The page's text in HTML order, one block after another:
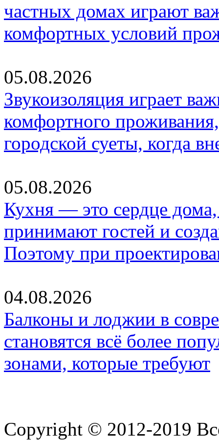
частных домах играют
комфортных условий
05.08.2026
Звукоизоляция играет
комфортного
городской суеты, когда
05.08.2026
Кухня — это сердце дома,
принимают гостей и
Поэтому при
04.08.2026
Балконы и лоджии в
становятся всё более
зонами, которые требуют
Copyright © 2012-2019